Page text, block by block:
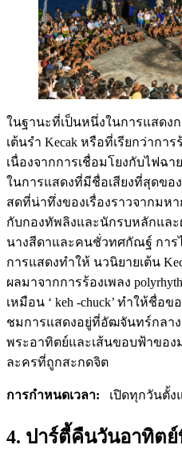
ในฐานะที่เป็นหนึ่งในการแสดง
เต้นรำ Kecak หรือที่เรียกว่ากา
เนื่องจากการเชื่อมโยงกับไฟฉ
ในการแสดงที่มีชื่อเสียงที่สุดขอ
สดที่น่าทึ่งของเรื่องราวจากมห
กับกองทัพลิงและนักรบหลักแล
นางสีดาและคนชั่วทศกัณฐ์ การ
การแสดงทำให้ นวนิยายเต้น
ผลมาจากการร้องเพลง
เหมือน ‘ keh -chuck’ ทำให้ชื่
ชมการแสดงอยู่ที่อัฒจันทร์กลา
พระอาทิตย์และเส้นขอบฟ้าของ
ละครที่ถูกสะกดจิต
การกำหนดเวลา: เปิดทุกวันตั้งแ
4. ปาร์ตี้คืนวันอาทิตย์